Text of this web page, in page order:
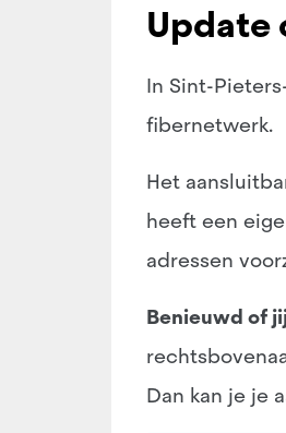
Update
In Sint-
fibernetwerk.
Het
heeft een
adressen
Benieuwd of
Dan kan je je